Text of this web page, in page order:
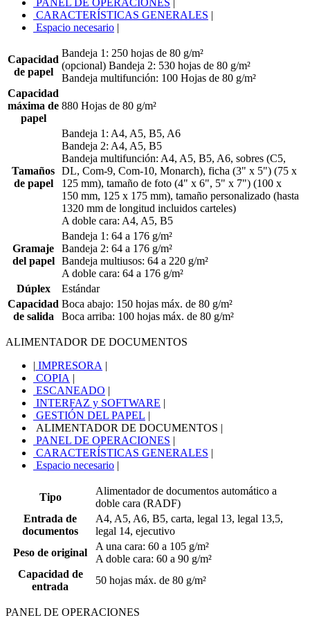
PANEL DE OPERACIONES |
CARACTERÍSTICAS GENERALES |
Espacio necesario |
Capacidad
de papel
Bandeja 1: 250 hojas de 80 g/m²
(opcional) Bandeja 2: 530 hojas de 80 g/m²
Bandeja multifunción: 100 Hojas de 80 g/m²
Capacidad
máxima de
papel
880 Hojas de 80 g/m²
Tamaños
de papel
Bandeja 1: A4, A5, B5, A6
Bandeja 2: A4, A5, B5
Bandeja multifunción: A4, A5, B5, A6, sobres (C5,
DL, Com-9, Com-10, Monarch), ficha (3" x 5") (75 x
125 mm), tamaño de foto (4" x 6", 5" x 7") (100 x
150 mm, 125 x 175 mm), tamaño personalizado (hasta
1320 mm de longitud incluidos carteles)
A doble cara: A4, A5, B5
Gramaje
del papel
Bandeja 1: 64 a 176 g/m²
Bandeja 2: 64 a 176 g/m²
Bandeja multiusos: 64 a 220 g/m²
A doble cara: 64 a 176 g/m²
Dúplex
Estándar
Capacidad
de salida
Boca abajo: 150 hojas máx. de 80 g/m²
Boca arriba: 100 hojas máx. de 80 g/m²
ALIMENTADOR DE DOCUMENTOS
| IMPRESORA |
COPIA |
ESCANEADO |
INTERFAZ y SOFTWARE |
GESTIÓN DEL PAPEL |
ALIMENTADOR DE DOCUMENTOS |
PANEL DE OPERACIONES |
CARACTERÍSTICAS GENERALES |
Espacio necesario |
Tipo
Alimentador de documentos automático a
doble cara (RADF)
Entrada de
documentos
A4, A5, A6, B5, carta, legal 13, legal 13,5,
legal 14, ejecutivo
Peso de original
A una cara: 60 a 105 g/m²
A doble cara: 60 a 90 g/m²
Capacidad de
entrada
50 hojas máx. de 80 g/m²
PANEL DE OPERACIONES